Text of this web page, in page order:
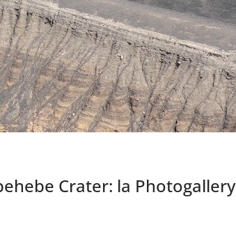
Crater: la Photogallery